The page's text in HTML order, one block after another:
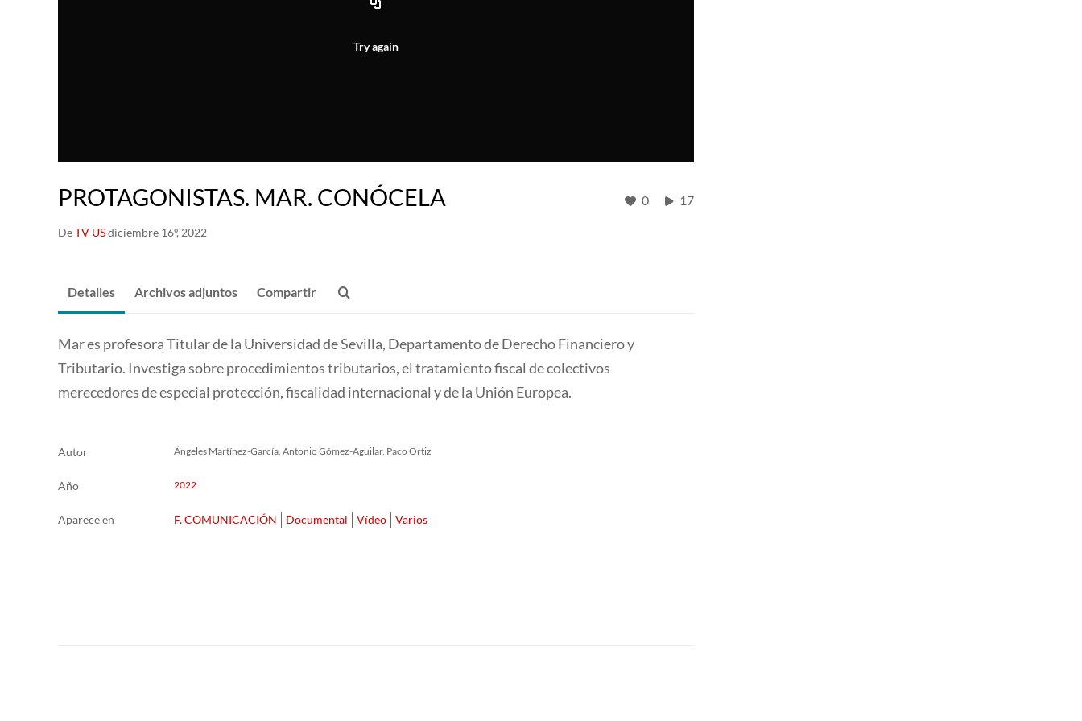
Try again
PROTAGONISTAS. MAR. CONÓCELA
DeTV USdiciembre 16º, 2022
0 17
Detalles Archivos adjuntos Compartir
Mar es profesora Titular de la Universidad de Sevilla, Departamento de Derecho Financiero y
Tributario. Investiga sobre procedimientos tributarios, el tratamiento fiscal de colectivos
merecedores de especial protección, fiscalidad internacional y de la Unión Europea.
Autor Ángeles Martínez-García, Antonio Gómez-Aguilar, Paco Ortiz
Año 2022
Aparece en F. COMUNICACIÓN Documental Vídeo Varios